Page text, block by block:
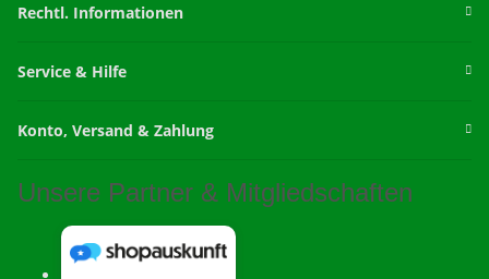
Rechtl. Informationen
Service & Hilfe
Konto, Versand & Zahlung
Unsere Partner & Mitgliedschaften